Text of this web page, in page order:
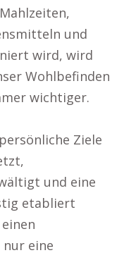
und
wird, wird
Wohlbefinden
wichtiger.
Ziele
und eine
etabliert
eine